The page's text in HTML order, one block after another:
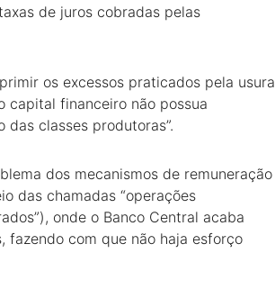
de juros cobradas pelas
os excessos praticados pela usura
capital financeiro não possua
classes produtoras”.
dos mecanismos de remuneração
das chamadas “operações
onde o Banco Central acaba
fazendo com que não haja esforço